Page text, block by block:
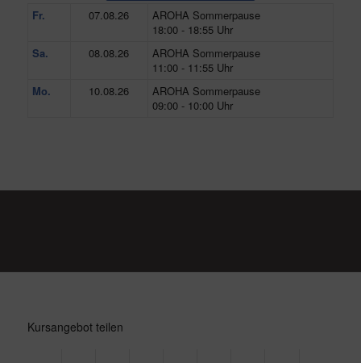
Fr.
07.08.26
AROHA Sommerpause
18:00 - 18:55 Uhr
Sa.
08.08.26
AROHA Sommerpause
11:00 - 11:55 Uhr
Mo.
10.08.26
AROHA Sommerpause
09:00 - 10:00 Uhr
Kursangebot teilen